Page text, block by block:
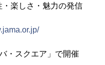
しさ・魅力の発信
クエア」で開催